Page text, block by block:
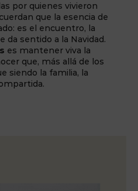
por quienes vivieron
que la esencia de
es el encuentro, la
da sentido a la Navidad.
es mantener viva la
que, más allá de los
siendo la familia, la